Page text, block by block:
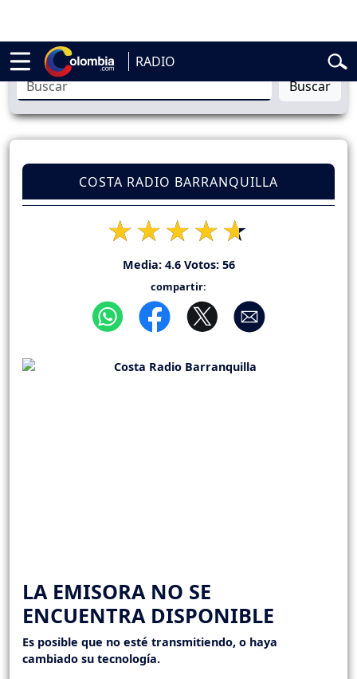
RADIO
de la Espriella Vuelta a Colombia
Buscar
COSTA RADIO BARRANQUILLA
Media: 4.6Votos: 56
compartir:
LA EMISORA NO SE
ENCUENTRA DISPONIBLE
Es posible que no esté transmitiendo, o haya
cambiado su tecnología.